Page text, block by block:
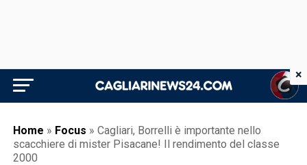
Home » Focus » Cagliari, Borrelli è importante nello
scacchiere di mister Pisacane! Il rendimento del classe
2000
×